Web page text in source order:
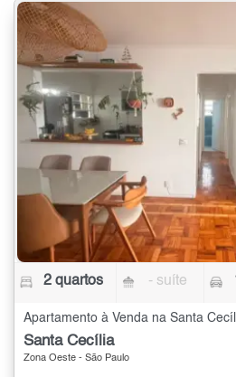
2 quartos - suíte
Apartamento à Venda na Santa
Santa Cecília
Zona Oeste - São Paulo